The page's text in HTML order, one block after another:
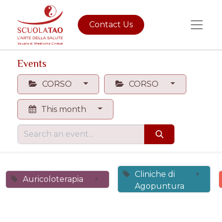
Contact Us
Events
CORSO CORSO
This month
Auricoloterapia ×
Cliniche di
Agopuntura
×